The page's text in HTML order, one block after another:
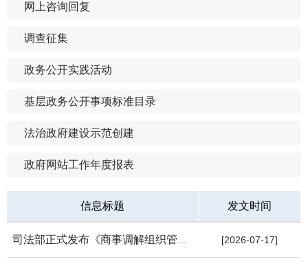
网上咨询回复
调查征集
政务公开实践活动
基层政务公开事项标准目录
法治政府建设示范创建
政府网站工作年度报表
信息标题 发文时间
司法部正式发布《商事调解组织管理办法》，全国商事调解组织的设... [2026-07-17]